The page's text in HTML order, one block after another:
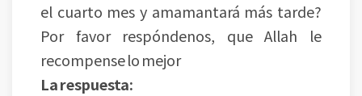
el cuarto mes y amamantará más tarde?
Por favor respóndenos, que Allah le
recompense lo mejor
La respuesta: